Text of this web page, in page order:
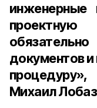
инженерные
документов и
Михаил